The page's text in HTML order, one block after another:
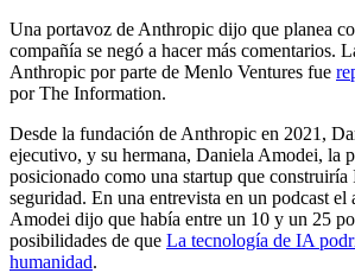
Una portavoz de Anthropic dijo que planea
compañía se negó a hacer más comentarios.
Anthropic por parte de Menlo Ventures fue
por The Information.
Desde la fundación de Anthropic en 2021,
ejecutivo, y su hermana, Daniela Amodei, la
posicionado como una startup que construiría
seguridad. En una entrevista en un podcast el
Amodei dijo que había entre un 10 y un 25
posibilidades de que La tecnología de IA
humanidad.